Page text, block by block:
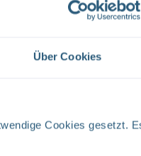
Über Cookies
Cookies gesetzt.
Stand 28.03.2022
der